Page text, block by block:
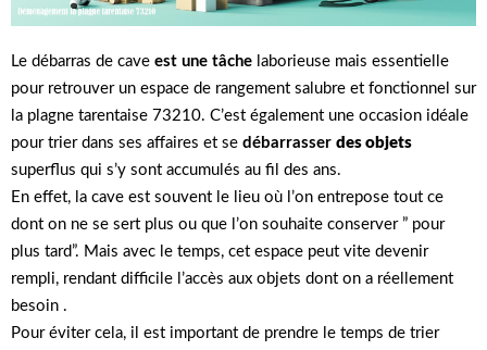
Le débarras de cave est une tâche laborieuse mais essentielle
pour retrouver un espace de rangement salubre et fonctionnel sur
la plagne tarentaise 73210. C’est également une occasion idéale
pour trier dans ses affaires et se débarrasser des objets
superflus qui s’y sont accumulés au fil des ans.
En effet, la cave est souvent le lieu où l’on entrepose tout ce
dont on ne se sert plus ou que l’on souhaite conserver ” pour
plus tard”. Mais avec le temps, cet espace peut vite devenir
rempli, rendant difficile l’accès aux objets dont on a réellement
besoin .
Pour éviter cela, il est important de prendre le temps de trier